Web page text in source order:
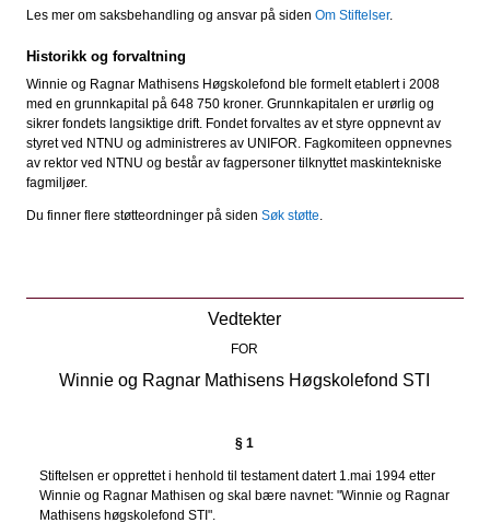
Les mer om saksbehandling og ansvar på siden Om Stiftelser.
Historikk og forvaltning
Winnie og Ragnar Mathisens Høgskolefond ble formelt etablert i 2008
med en grunnkapital på 648 750 kroner. Grunnkapitalen er urørlig og
sikrer fondets langsiktige drift. Fondet forvaltes av et styre oppnevnt av
styret ved NTNU og administreres av UNIFOR. Fagkomiteen oppnevnes
av rektor ved NTNU og består av fagpersoner tilknyttet maskintekniske
fagmiljøer.
Du finner flere støtteordninger på siden Søk støtte
Vedtekter
FOR
Winnie og Ragnar Mathisens Høgskolefond STI
§ 1
Stiftelsen er opprettet i henhold til testament datert 1.mai 1994 etter
Winnie og Ragnar Mathisen og skal bære navnet: "Winnie og Ragnar
Mathisens høgskolefond STI".